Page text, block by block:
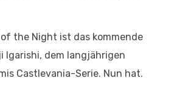
the Night ist das kommende
Igarishi, dem langjährigen
Castlevania-Serie. Nun hat.